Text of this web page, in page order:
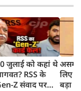
जुलाई को कहां थे
RSS के
Z संवाद पर
असम
लिए
बड़ा